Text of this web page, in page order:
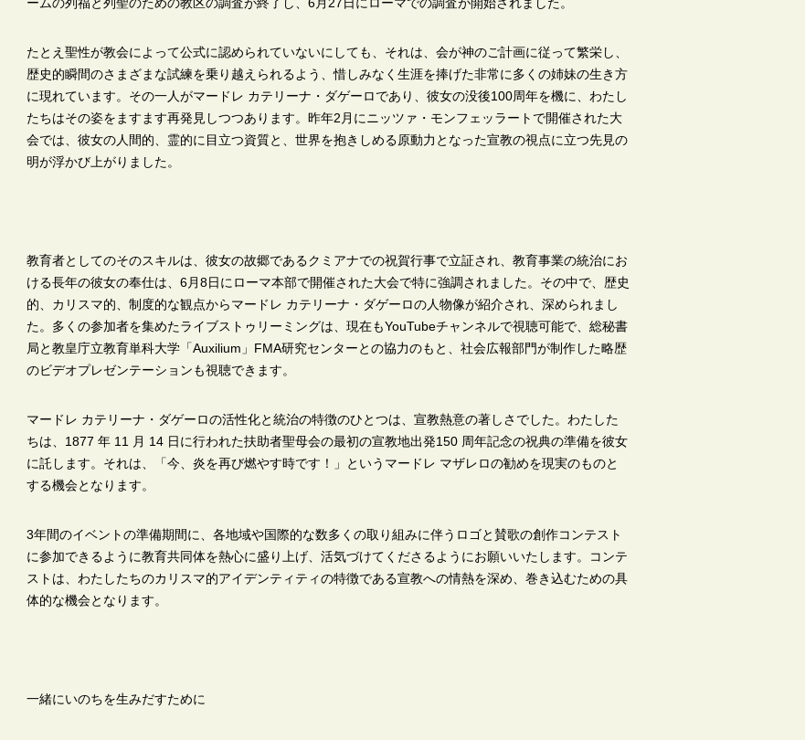
たとえ聖性が教会によって公式に認められていないにしても、それは、会が神のご計画に従って繁栄し、
歴史的瞬間のさまざまな試練を乗り越えられるよう、惜しみなく生涯を捧げた非常に多くの姉妹の生き方
に現れています。その一人がマードレ カテリーナ・ダゲーロであり、彼女の没後100周年を機に、わたし
たちはその姿をますます再発見しつつあります。昨年2月にニッツァ・モンフェッラートで開催された大
会では、彼女の人間的、霊的に目立つ資質と、世界を抱きしめる原動力となった宣教の視点に立つ先見の
明が浮かび上がりました。
教育者としてのそのスキルは、彼女の故郷であるクミアナでの祝賀行事で立証され、教育事業の統治にお
ける長年の彼女の奉仕は、6月8日にローマ本部で開催された大会で特に強調されました。その中で、歴史
的、カリスマ的、制度的な観点からマードレ カテリーナ・ダゲーロの人物像が紹介され、深められまし
た。多くの参加者を集めたライブストゥリーミングは、現在もYouTubeチャンネルで視聴可能で、総秘書
局と教皇庁立教育単科大学「Auxilium」FMA研究センターとの協力のもと、社会広報部門が制作した略歴
のビデオプレゼンテーションも視聴できます。
マードレ カテリーナ・ダゲーロの活性化と統治の特徴のひとつは、宣教熱意の著しさでした。わたした
ちは、1877 年 11 月 14 日に行われた扶助者聖母会の最初の宣教地出発150 周年記念の祝典の準備を彼女
に託します。それは、「今、炎を再び燃やす時です！」というマードレ マザレロの勧めを現実のものと
する機会となります。
3年間のイベントの準備期間に、各地域や国際的な数多くの取り組みに伴うロゴと賛歌の創作コンテスト
に参加できるように教育共同体を熱心に盛り上げ、活気づけてくださるようにお願いいたします。コンテ
ストは、わたしたちのカリスマ的アイデンティティの特徴である宣教への情熱を深め、巻き込むための具
体的な機会となります。
一緒にいのちを生みだすために